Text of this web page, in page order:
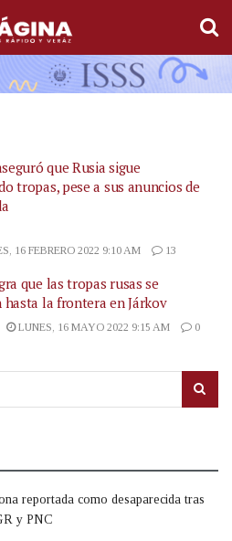
que Rusia sigue
tropas, pese a sus anuncios de
16 FEBRERO 2022 9:10 AM
13
que las tropas rusas se
hasta la frontera en Járkov
LUNES, 16 MAYO 2022 9:15 AM 0
reportada como desaparecida tras
y PNC